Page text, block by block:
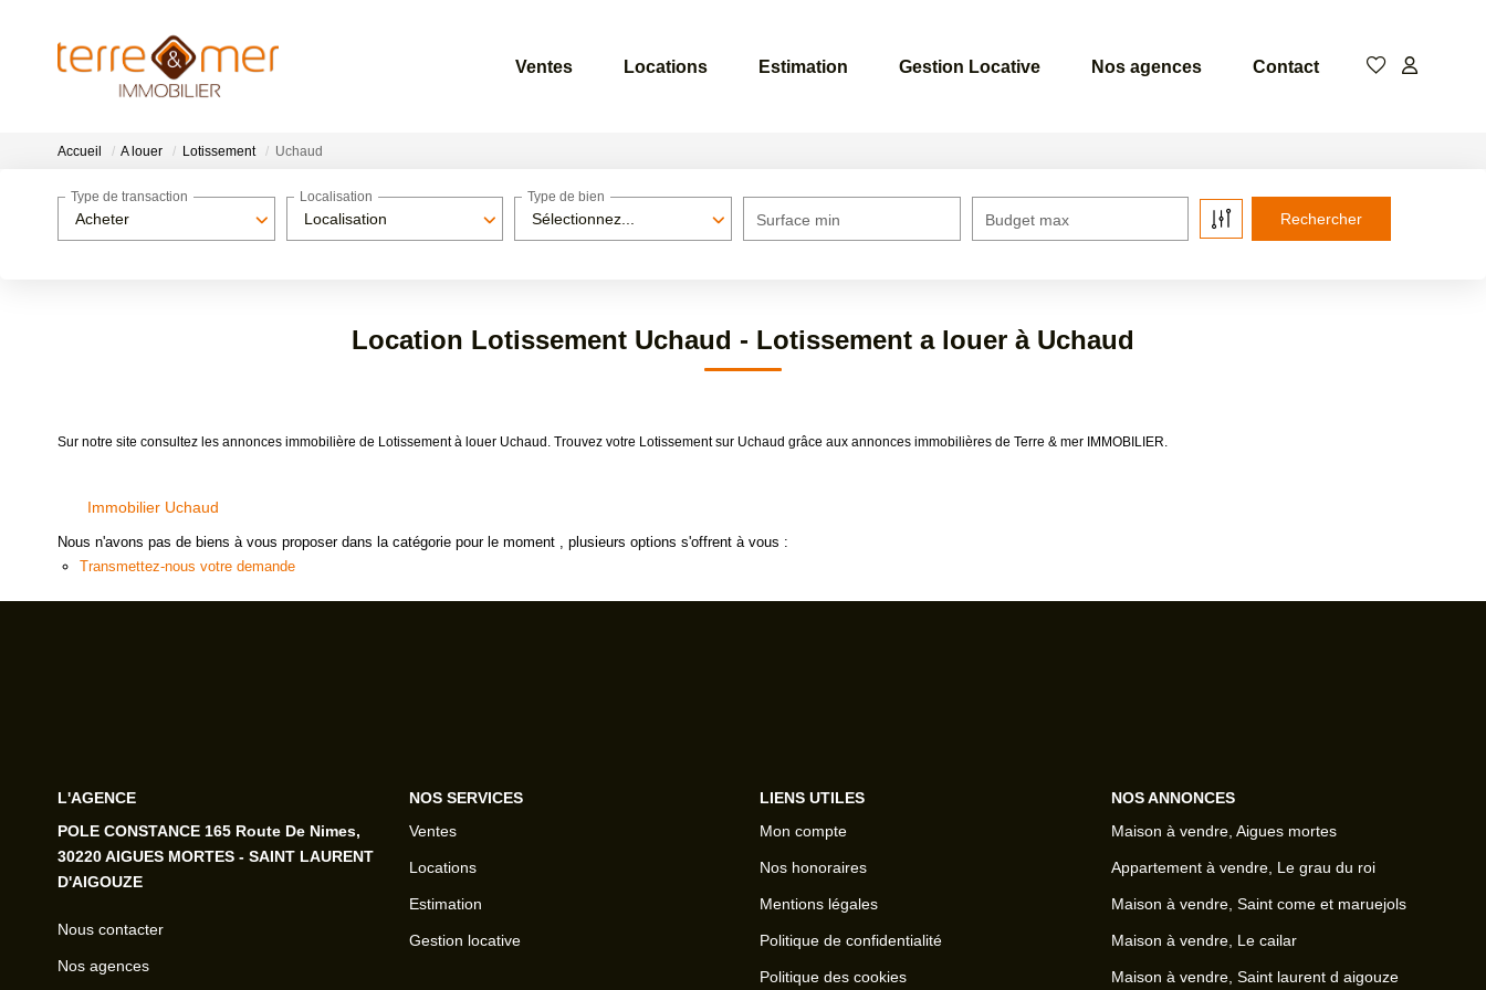
Ventes Locations Estimation Gestion Locative Nos agences Contact
Accueil A louer Lotissement Uchaud
Acheter
Type de transaction
Localisation
Localisation
Sélectionnez...
Type de bien
Surface min Budget max
Location Lotissement Uchaud - Lotissement a louer à Uchaud
Sur notre site consultez les annonces immobilière de Lotissement à louer Uchaud. Trouvez votre Lotissement sur Uchaud grâce aux annonces immobilières de Terre & mer IMMOBILIER.
Immobilier Uchaud
Nous n'avons pas de biens à vous proposer dans la catégorie pour le moment , plusieurs options s'offrent à vous :
Transmettez-nous votre demande
L'AGENCE
POLE CONSTANCE 165 Route De Nimes,
30220 AIGUES MORTES - SAINT LAURENT
D'AIGOUZE
Nous contacter
Nos agences
NOS SERVICES
Ventes
Locations
Estimation
Gestion locative
LIENS UTILES
Mon compte
Nos honoraires
Mentions légales
Politique de confidentialité
Politique des cookies
NOS ANNONCES
Maison à vendre, Aigues mortes
Appartement à vendre, Le grau du roi
Maison à vendre, Saint come et maruejols
Maison à vendre, Le cailar
Maison à vendre, Saint laurent d aigouze